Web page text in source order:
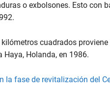
o exbolsones. Esto con
cuadrados
Haya, Holanda, en 1986.
la fase de revitalización del